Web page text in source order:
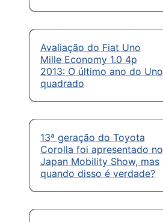
Avaliação do Fiat Uno
Mille Economy 1.0 4p
2013: O último ano do Uno
quadrado
13ª geração do Toyota
Corolla foi apresentado no
Japan Mobility Show, mas
quando disso é verdade?